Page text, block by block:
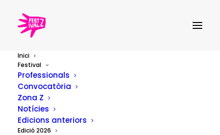
Inici
Festival
Professionals
Convocatòria
Zona Z
Notícies
Edicions anteriors
Edició 2026